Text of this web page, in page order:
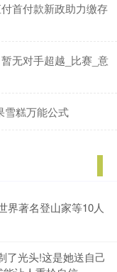
首付款新政助力缴存
无对手超越_比赛_意
雪糕万能公式
界著名登山家等10人
了光头!这是她送自己